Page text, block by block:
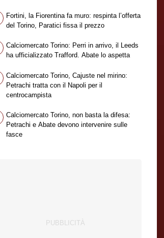
Fortini, la Fiorentina fa muro: respinta l’offerta
del Torino, Paratici fissa il prezzo
Calciomercato Torino: Perri in arrivo, il Leeds
ha ufficializzato Trafford. Abate lo aspetta
Calciomercato Torino, Cajuste nel mirino:
Petrachi tratta con il Napoli per il
centrocampista
Calciomercato Torino, non basta la difesa:
Petrachi e Abate devono intervenire sulle
fasce